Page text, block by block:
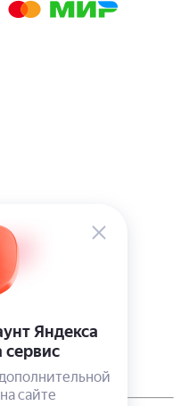
Пн-Пт: 9:00-18:00